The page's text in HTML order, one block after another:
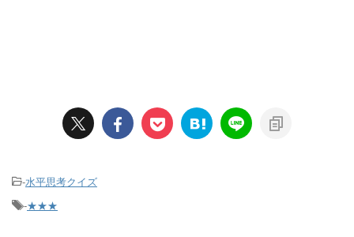
-水平思考クイズ
-★★★